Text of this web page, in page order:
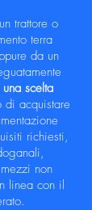
trattore o
terra
da un
scelta
acquistare
richiesti,
non
linea con il